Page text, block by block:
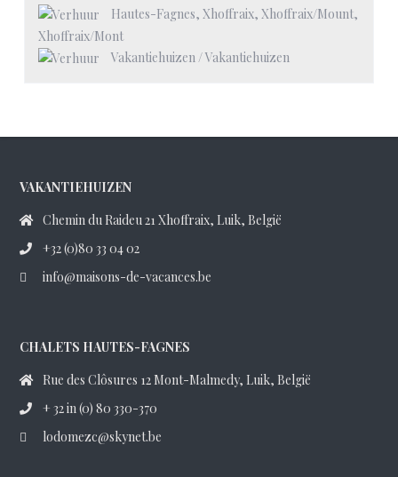
Hautes-Fagnes, Xhoffraix, Xhoffraix/Mount,
Xhoffraix/Mont
Vakantiehuizen/Vakantiehuizen
VAKANTIEHUIZEN
Chemin du Raideu 21 Xhoffraix, Luik, België
+32 (0)80 33 04 02
info@maisons-de-vacances.be
CHALETS HAUTES-FAGNES
Rue des Clôsures 12 Mont-Malmedy, Luik, België
+ 32 in (0) 80 330-370
lodomezc@skynet.be